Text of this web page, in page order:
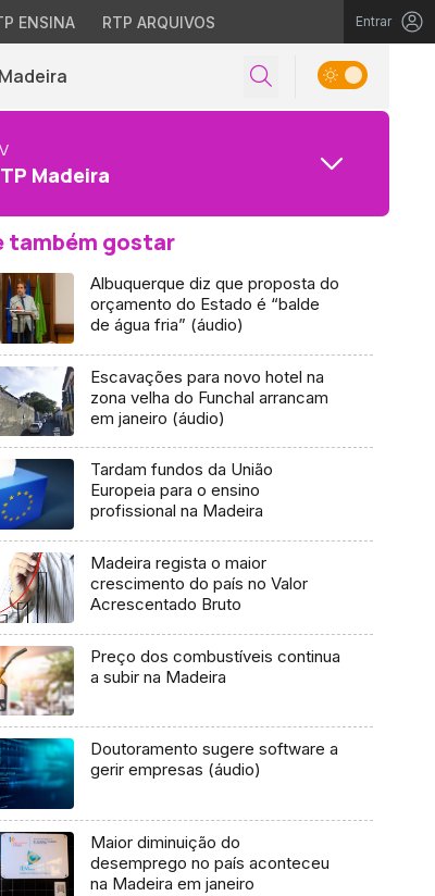
ENSINA RTP ARQUIVOS Entrar
Madeira
também gostar
Albuquerque diz que proposta do
orçamento do Estado é “balde
de água fria” (áudio)
Escavações para novo hotel na
zona velha do Funchal arrancam
em janeiro (áudio)
Tardam fundos da União
Europeia para o ensino
profissional na Madeira
Madeira regista o maior
crescimento do país no Valor
Acrescentado Bruto
Preço dos combustíveis continua
a subir na Madeira
Doutoramento sugere software a
gerir empresas (áudio)
Maior diminuição do
desemprego no país aconteceu
na Madeira em janeiro